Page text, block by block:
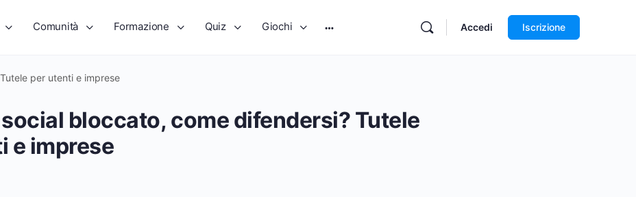
Comunità Formazione Quiz Giochi Accedi Iscrizione
per utenti e imprese
bloccato, come difendersi? Tutele
e imprese